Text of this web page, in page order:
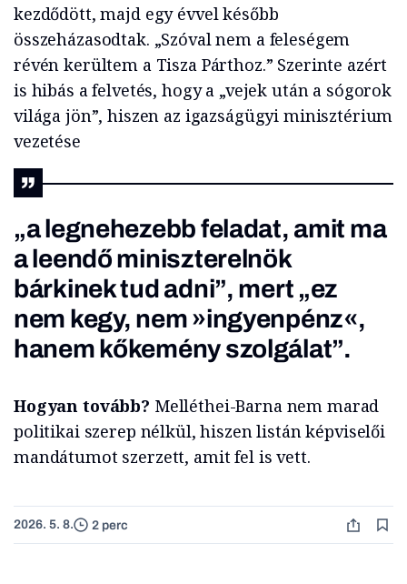
kezdődött, majd egy évvel később
összeházasodtak. „Szóval nem a feleségem
révén kerültem a Tisza Párthoz.” Szerinte azért
is hibás a felvetés, hogy a „vejek után a sógorok
világa jön”, hiszen az igazságügyi minisztérium
vezetése
„a legnehezebb feladat, amit ma
a leendő miniszterelnök
bárkinek tud adni”, mert „ez
nem kegy, nem »ingyenpénz«,
hanem kőkemény szolgálat”.
Hogyan tovább? Melléthei-Barna nem marad
politikai szerep nélkül, hiszen listán képviselői
mandátumot szerzett, amit fel is vett.
2026. 5. 8. 2 perc